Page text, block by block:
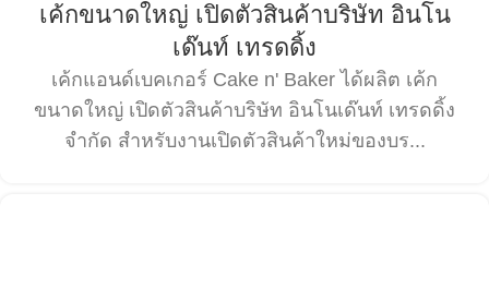
เค้กขนาดใหญ่ เปิดตัวสินค้าบริษัท อินโน
เด๊นท์ เทรดดิ้ง
เค้กแอนด์เบคเกอร์ Cake n' Baker ได้ผลิต เค้ก
ขนาดใหญ่ เปิดตัวสินค้าบริษัท อินโนเด๊นท์ เทรดดิ้ง
จำกัด สำหรับงานเปิดตัวสินค้าใหม่ของบร...